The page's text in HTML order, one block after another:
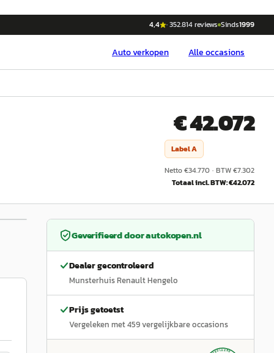
4,4 ·352.814reviews Sinds1999
Autoverkopen Alle occasions
€ 42.072
LabelA
Netto €34.770 · BTW €7.302
Totaal incl. BTW: €42.072
1/11
Geverifieerd doorautokopen.nl
Dealer gecontroleerd
Munsterhuis Renault Hengelo
Prijs getoetst
Vergeleken met459vergelijkbare occasions